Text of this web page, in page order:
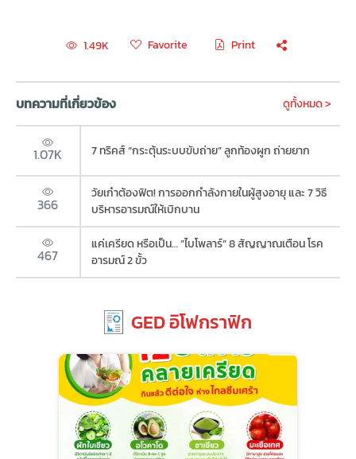
1.49K Favorite Print
บทความที่เกี่ยวข้อง ดูทั้งหมด >
1.07K 7 ทริคส์ “กระตุ้นระบบขับถ่าย” ลูกท้องผูก ถ่ายยาก
366
วัยเก๋าต้องฟิต! การออกกำลังกายในผู้สูงอายุ และ 7 วิธี
บริหารอารมณ์ให้เบิกบาน
467
แค่เครียด หรือเป็น… “ไบโพลาร์” 8 สัญญาณเตือน โรค
อารมณ์ 2 ขั้ว
GED อิโฟกราฟิก